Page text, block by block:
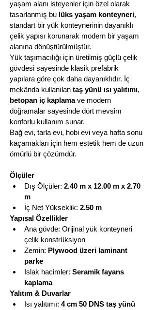
yaşam alanı isteyenler için özel olarak
tasarlanmış bu lüks yaşam konteyneri,
standart bir yük konteynerinin dayanıklı
çelik yapısı korunarak modern bir yaşam
alanına dönüştürülmüştür.
Yük taşımacılığı için üretilmiş güçlü çelik
gövdesi sayesinde klasik prefabrik
yapılara göre çok daha dayanıklıdır. İç
mekânda kullanılan taş yünü ısı yalıtımı,
betopan iç kaplama ve modern
doğramalar sayesinde dört mevsim
konforlu kullanım sunar.
Bağ evi, tarla evi, hobi evi veya hafta sonu
kaçamakları için hem estetik hem de uzun
ömürlü bir çözümdür.
Ölçüler
Dış Ölçüler: 2.40 m x 12.00 m x 2.70
m
İç Net Yükseklik: 2.50 m
Yapısal Özellikler
Ana gövde: Orijinal yük konteyneri
çelik konstrüksiyon
Zemin: Plywood üzeri laminant
parke
Islak hacimler: Seramik fayans
kaplama
Yalıtım & Duvarlar
Isı yalıtımı: 4 cm 50 DNS taş yünü